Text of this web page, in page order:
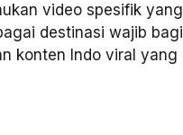
video spesifik yang
destinasi wajib bagi
konten Indo viral yang